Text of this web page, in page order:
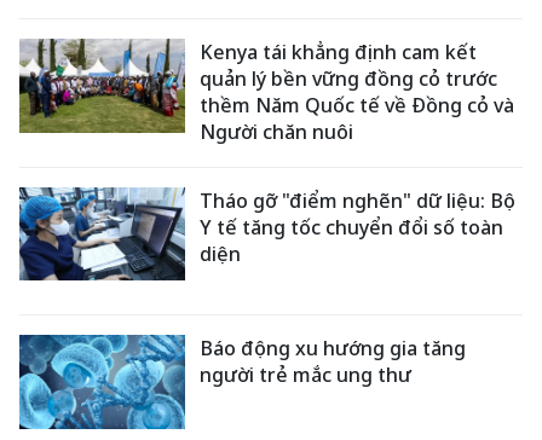
Kenya tái khẳng định cam kết
quản lý bền vững đồng cỏ trước
thềm Năm Quốc tế về Đồng cỏ và
Người chăn nuôi
Tháo gỡ "điểm nghẽn" dữ liệu: Bộ
Y tế tăng tốc chuyển đổi số toàn
diện
Báo động xu hướng gia tăng
người trẻ mắc ung thư